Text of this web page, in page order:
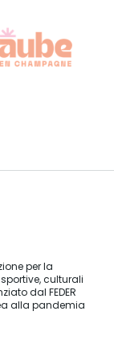
per la
culturali
dal FEDER
alla pandemia